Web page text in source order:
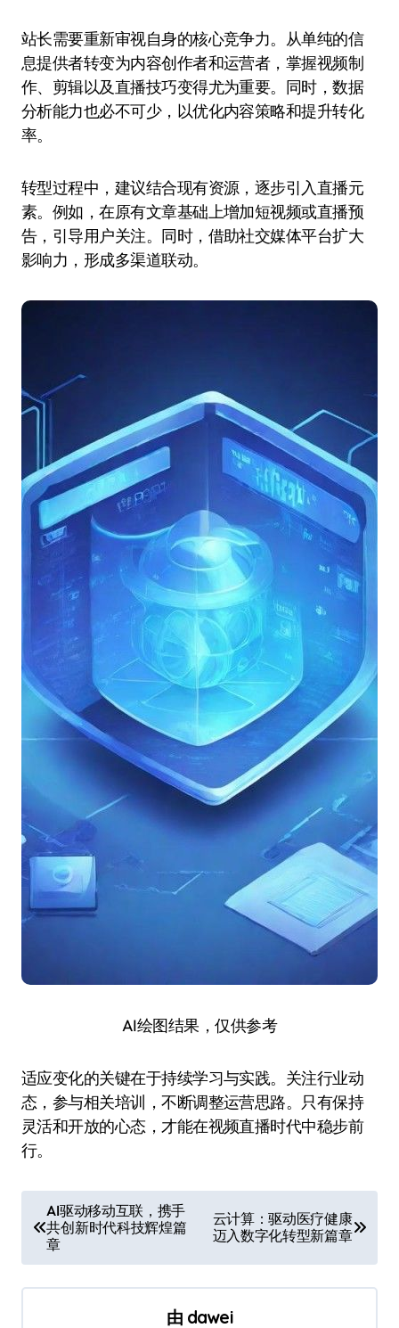
站长需要重新审视自身的核心竞争力。从单纯的信
息提供者转变为内容创作者和运营者，掌握视频制
作、剪辑以及直播技巧变得尤为重要。同时，数据
分析能力也必不可少，以优化内容策略和提升转化
率。
转型过程中，建议结合现有资源，逐步引入直播元
素。例如，在原有文章基础上增加短视频或直播预
告，引导用户关注。同时，借助社交媒体平台扩大
影响力，形成多渠道联动。
AI绘图结果，仅供参考
适应变化的关键在于持续学习与实践。关注行业动
态，参与相关培训，不断调整运营思路。只有保持
灵活和开放的心态，才能在视频直播时代中稳步前
行。
章
导
航
AI驱动移动互联，携手
共创新时代科技辉煌篇
章
云计算：驱动医疗健康
迈入数字化转型新篇章
由 dawei